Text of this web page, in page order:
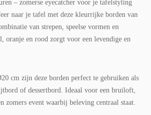
– zomerse eyecatcher voor je tafelstyling
naar je tafel met deze kleurrijke borden van
van strepen, speelse vormen en
oranje en rood zorgt voor een levendige en
cm zijn deze borden perfect te gebruiken als
of dessertbord. Ideaal voor een bruiloft,
zomers event waarbij beleving centraal staat.